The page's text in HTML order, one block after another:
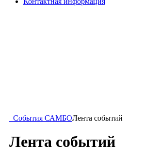
События САМБОЛента событий
Лента событий